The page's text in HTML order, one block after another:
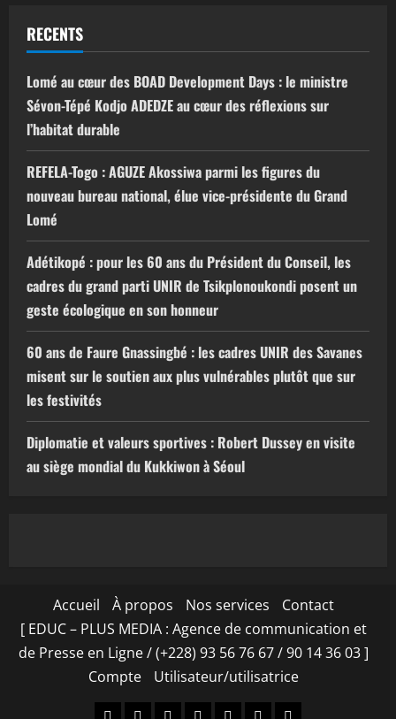
RECENTS
Lomé au cœur des BOAD Development Days : le ministre
Sévon-Tépé Kodjo ADEDZE au cœur des réflexions sur
l’habitat durable
REFELA-Togo : AGUZE Akossiwa parmi les figures du
nouveau bureau national, élue vice-présidente du Grand
Lomé
Adétikopé : pour les 60 ans du Président du Conseil, les
cadres du grand parti UNIR de Tsikplonoukondi posent un
geste écologique en son honneur
60 ans de Faure Gnassingbé : les cadres UNIR des Savanes
misent sur le soutien aux plus vulnérables plutôt que sur
les festivités
Diplomatie et valeurs sportives : Robert Dussey en visite
au siège mondial du Kukkiwon à Séoul
Accueil À propos Nos services
Contact
[ EDUC – PLUS MEDIA : Agence de communication et
de Presse en Ligne / (+228) 93 56 76 67 / 90 14 36 03 ]
Compte
Utilisateur/utilisatrice
Accueil
À
Nos
Contact
[
CompteUtilisateur/